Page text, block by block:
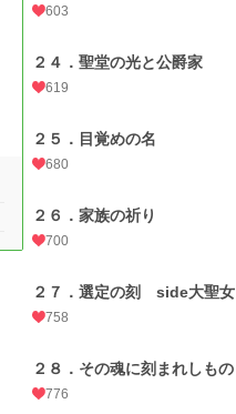
603
２４．聖堂の光と公爵家
619
２５．目覚めの名
680
２６．家族の祈り
700
２７．選定の刻 side大聖女
758
２８．その魂に刻まれしもの
776